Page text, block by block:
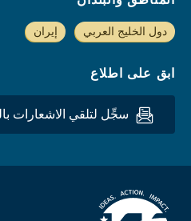
دول الخليج العربي إيران
ابق على اطلاع
سجِّل لتلقي الاشعارات